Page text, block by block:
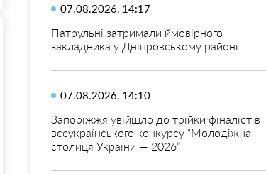
07.08.2026, 14:17
Патрульні затримали ймовірного
закладника у Дніпровському районі
07.08.2026, 14:10
Запоріжжя увійшло до трійки фіналістів
всеукраїнського конкурсу “Молодіжна
столиця України — 2026”